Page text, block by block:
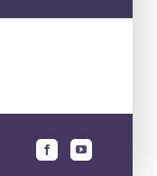
FacebookYoutube